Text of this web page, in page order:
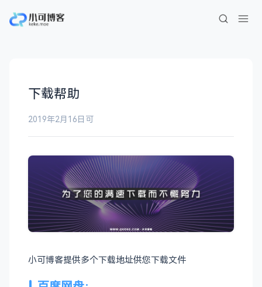
下载帮助
2019年2月16日 可
小可博客提供多个下载地址供您下载文件